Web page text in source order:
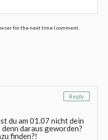
for the next time I comment.
Reply
du am 01.07 nicht dein
daraus geworden?
finden?!